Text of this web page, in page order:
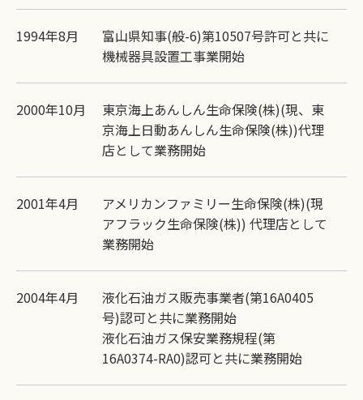
1994年8月
富山県知事(般-6)第10507号許可と共に
機械器具設置工事業開始
2000年10月
東京海上あんしん生命保険(株)(現、東
京海上日動あんしん生命保険(株))代理
店として業務開始
2001年4月
アメリカンファミリー生命保険(株)(現
アフラック生命保険(株)) 代理店として
業務開始
2004年4月
液化石油ガス販売事業者(第16A0405
号)認可と共に業務開始
液化石油ガス保安業務規程(第
16A0374-RA0)認可と共に業務開始